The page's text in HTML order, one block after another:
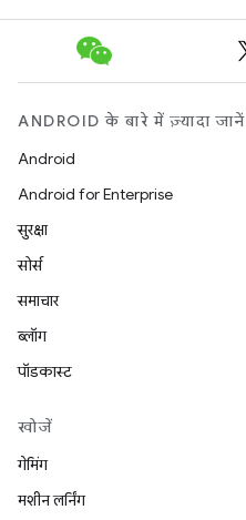
ANDROID के बारे में ज़्यादा जानें
Android
Android for Enterprise
सुरक्षा
सोर्स
समाचार
ब्लॉग
पॉडकास्ट
खोजें
गेमिंग
मशीन लर्निंग